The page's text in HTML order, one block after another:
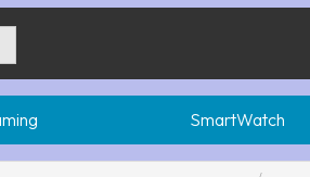
SmartWatch